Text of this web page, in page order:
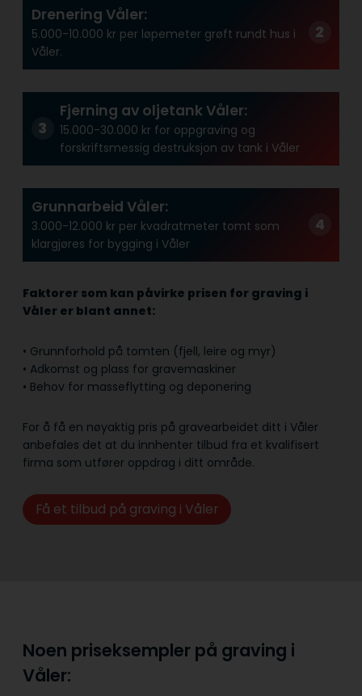
Drenering Våler:
5.000-10.000 kr per løpemeter grøft rundt hus i
Våler.
Fjerning av oljetank Våler:
15.000-30.000 kr for oppgraving og
forskriftsmessig destruksjon av tank i Våler
Grunnarbeid Våler:
3.000-12.000 kr per kvadratmeter tomt som
klargjøres for bygging i Våler
Faktorer som kan påvirke prisen for graving i
Våler er blant annet:
• Grunnforhold på tomten (fjell, leire og myr)
• Adkomst og plass for gravemaskiner
• Behov for masseflytting og deponering
For å få en nøyaktig pris på gravearbeidet ditt i Våler
anbefales det at du innhenter tilbud fra et kvalifisert
firma som utfører oppdrag i ditt område.
Få et tilbud på graving i Våler
Noen priseksempler på graving i
Våler: